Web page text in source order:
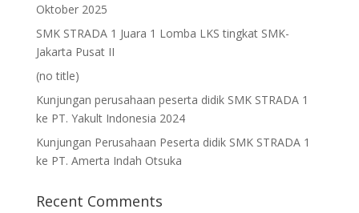
Oktober 2025
SMK STRADA 1 Juara 1 Lomba LKS tingkat SMK-
Jakarta Pusat II
(no title)
Kunjungan perusahaan peserta didik SMK STRADA 1
ke PT. Yakult Indonesia 2024
Kunjungan Perusahaan Peserta didik SMK STRADA 1
ke PT. Amerta Indah Otsuka
Recent Comments